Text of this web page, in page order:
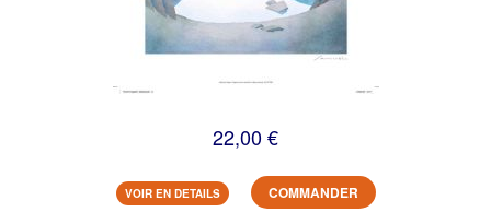
22,00 €
VOIR EN DETAILS COMMANDER